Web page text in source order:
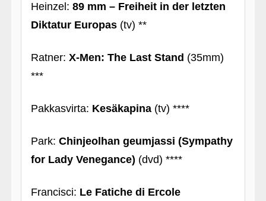
Heinzel: 89 mm – Freiheit in der letzten
Diktatur Europas(tv) **
Ratner: X-Men: The Last Stand (35mm)
***
Pakkasvirta: Kesäkapina(tv) ****
Park: Chinjeolhan geumjassi (Sympathy
for Lady Venegance) (dvd) ****
Francisci: Le Fatiche di Ercole